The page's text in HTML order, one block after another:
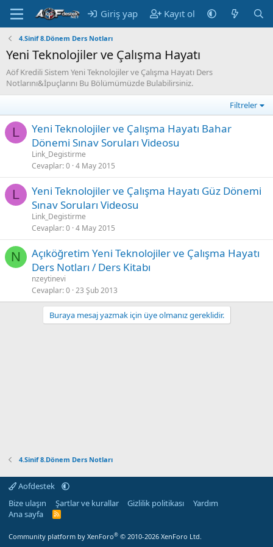
Giriş yap Kayıt ol
4.Sinif 8.Dönem Ders Notları
Yeni Teknolojiler ve Çalışma Hayatı
Aöf Kredili Sistem Yeni Teknolojiler ve Çalışma Hayatı Ders
Notlarını&İpuçlarını Bu Bölümümüzde Bulabilirsiniz.
Filtreler
L
Yeni Teknolojiler ve Çalışma Hayatı Bahar
Dönemi Sınav Soruları Videosu
Link_Degistirme
Cevaplar 0 4 May 2015
L
Yeni Teknolojiler ve Çalışma Hayatı Güz Dönemi
Sınav Soruları Videosu
Link_Degistirme
Cevaplar 0 4 May 2015
N
Açıköğretim Yeni Teknolojiler ve Çalışma Hayatı
Ders Notları / Ders Kitabı
nzeytinevi
Cevaplar 0 23 Şub 2013
Buraya mesaj yazmak için üye olmanız gereklidir.
4.Sinif 8.Dönem Ders Notları
Aofdestek
Bize ulaşın
Şartlar ve kurallar Gizlilik politikası
Yardım
Ana sayfa
R
Community platform by XenForo® © 2010-2026 XenForo Ltd.